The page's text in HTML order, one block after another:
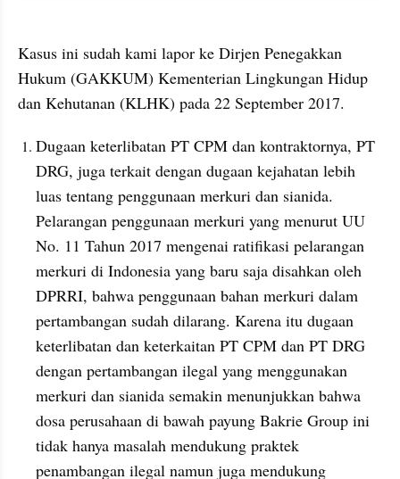
Kasus ini sudah kami lapor ke Dirjen Penegakkan
Hukum (GAKKUM) Kementerian Lingkungan Hidup
Dugaan keterlibatan PT CPM dan kontraktornya, PT
DRG, juga terkait dengan dugaan kejahatan lebih
luas tentang penggunaan merkuri dan sianida.
Pelarangan penggunaan merkuri yang menurut UU
No. 11 Tahun 2017 mengenai ratifikasi pelarangan
merkuri di Indonesia yang baru saja disahkan oleh
DPRRI, bahwa penggunaan bahan merkuri dalam
pertambangan sudah dilarang. Karena itu dugaan
keterlibatan dan keterkaitan PT CPM dan PT DRG
dengan pertambangan ilegal yang menggunakan
merkuri dan sianida semakin menunjukkan bahwa
dosa perusahaan di bawah payung Bakrie Group ini
tidak hanya masalah mendukung praktek
penambangan ilegal namun juga mendukung